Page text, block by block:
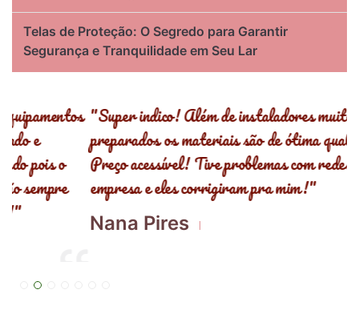
Telas de Proteção: O Segredo para Garantir
Segurança e Tranquilidade em Seu Lar
"Super indico! Além de instaladores muito bem
preparados os materiais são de ótima qualidade!
Preço acessível! Tive problemas com redes de outra
empresa e eles corrigiram pra mim!"
Nana Pires